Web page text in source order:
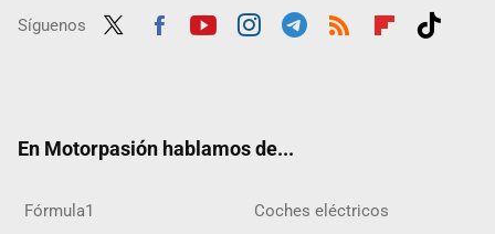
Síguenos
En Motorpasión hablamos de...
Fórmula1 Coches eléctricos